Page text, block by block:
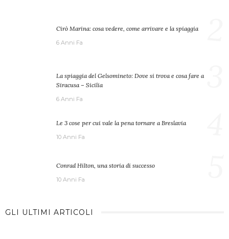
Cirò Marina: cosa vedere, come arrivare e la spiaggia
6 Anni Fa
La spiaggia del Gelsomineto: Dove si trova e cosa fare a
Siracusa – Sicilia
6 Anni Fa
Le 3 cose per cui vale la pena tornare a Breslavia
10 Anni Fa
Conrad Hilton, una storia di successo
10 Anni Fa
GLI ULTIMI ARTICOLI